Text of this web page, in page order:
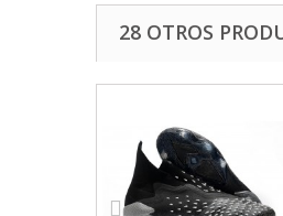
28 OTROS